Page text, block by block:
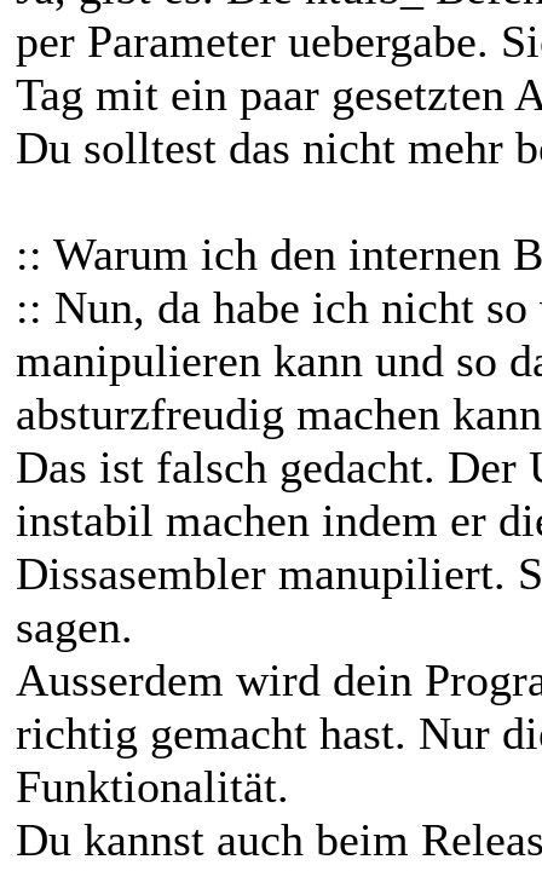
per Parameter uebergabe.
Tag mit ein paar gesetzten
Du solltest das nicht mehr
:: Warum ich den internen
:: Nun, da habe ich nicht
manipulieren kann und so
absturzfreudig machen
Das ist falsch gedacht. Der
instabil machen indem er
Dissasembler manupiliert.
sagen.
Ausserdem wird dein
richtig gemacht hast. Nur
Funktionalität.
Du kannst auch beim